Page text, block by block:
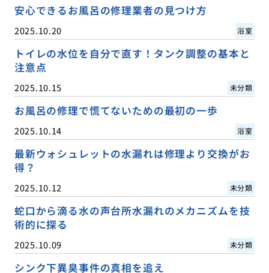
安心できるお風呂の修理業者の見つけ方
2025.10.20 浴室
トイレの水位を自分で直す！タンク調整の基本と
注意点
2025.10.15 未分類
お風呂の修理で慌てないための最初の一歩
2025.10.14 浴室
最新ウォシュレットの水漏れは修理より交換がお
得？
2025.10.12 未分類
蛇口から滴る水の声台所水漏れのメカニズムを技
術的に探る
2025.10.09 未分類
シンク下異臭事件の真相を追え